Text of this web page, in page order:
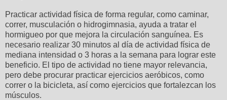
Practicar actividad física de forma regular, como caminar,
correr, musculación o hidrogimnasia, ayuda a tratar el
hormigueo por que mejora la circulación sanguínea. Es
necesario realizar 30 minutos al día de actividad física de
mediana intensidad o 3 horas a la semana para lograr este
beneficio. El tipo de actividad no tiene mayor relevancia,
pero debe procurar practicar ejercicios aeróbicos, como
correr o la bicicleta, así como ejercicios que fortalezcan los
músculos.